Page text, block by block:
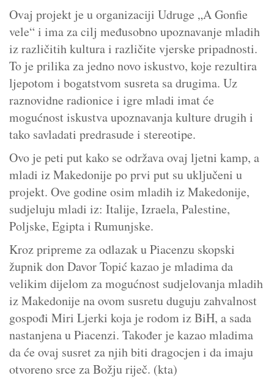
Ovaj projekt je u organizaciji Udruge „A Gonfie
vele“ i ima za cilj međusobno upoznavanje mladih
iz različitih kultura i različite vjerske pripadnosti.
To je prilika za jedno novo iskustvo, koje rezultira
ljepotom i bogatstvom susreta sa drugima. Uz
raznovidne radionice i igre mladi imat će
mogućnost iskustva upoznavanja kulture drugih i
tako savladati predrasude i stereotipe.
Ovo je peti put kako se održava ovaj ljetni kamp, a
mladi iz Makedonije po prvi put su uključeni u
projekt. Ove godine osim mladih iz Makedonije,
sudjeluju mladi iz: Italije, Izraela, Palestine,
Poljske, Egipta i Rumunjske.
Kroz pripreme za odlazak u Piacenzu skopski
župnik don Davor Topić kazao je mladima da
velikim dijelom za mogućnost sudjelovanja mladih
iz Makedonije na ovom susretu duguju zahvalnost
gospođi Miri Ljerki koja je rodom iz BiH, a sada
nastanjena u Piacenzi. Također je kazao mladima
da će ovaj susret za njih biti dragocjen i da imaju
otvoreno srce za Božju riječ. (kta)